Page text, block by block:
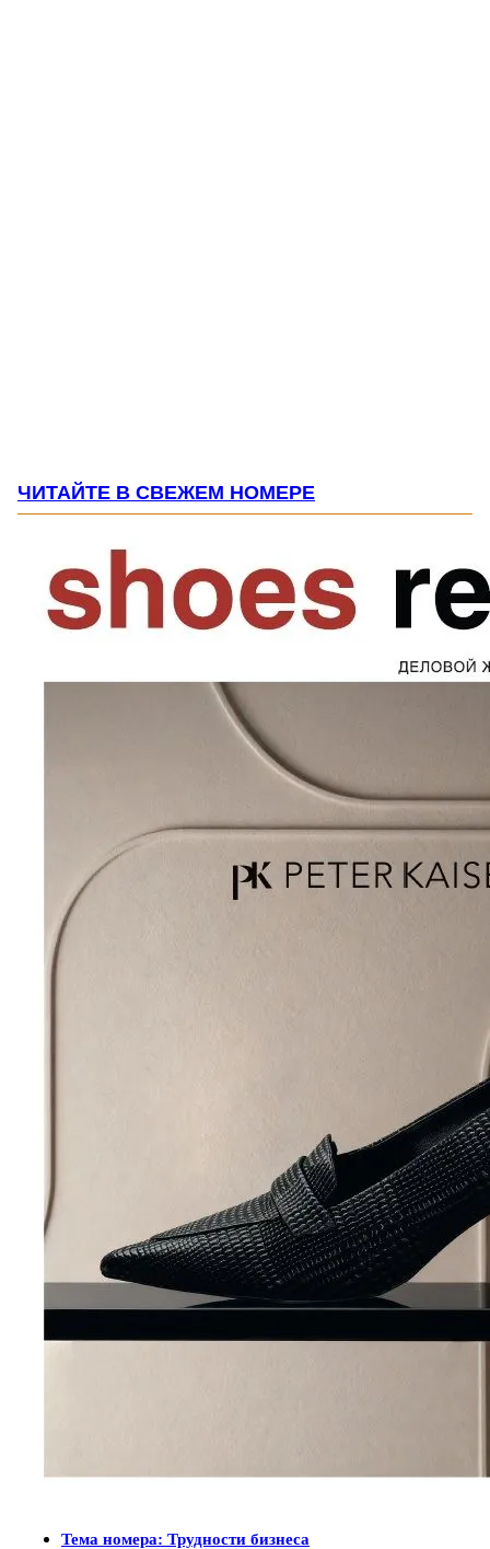
ЧИТАЙТЕ В СВЕЖЕМ НОМЕРЕ
Тема номера: Трудности бизнеса